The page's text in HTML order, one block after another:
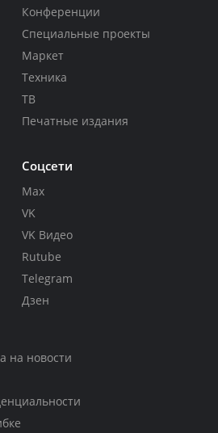
Конференции
Специальные проекты
Маркет
Техника
ТВ
Печатные издания
Соцсети
Max
VK
VK Видео
Rutube
Telegram
Дзен
на новости